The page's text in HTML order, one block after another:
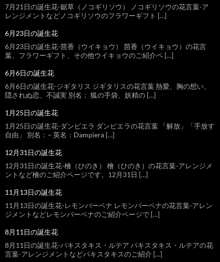
7月21日の誕生花-鋸草（ノコギリソウ） ノコギリソウの花言葉-ア
レンジメントなどノコギリソウのフラワーギフト […]
6月23日の誕生花
6月23日の誕生花-茴香（ウイキョウ） 茴香（ウイキョウ）の花言
葉、フラワーギフト、その他ウイキョウのご紹介ペ […]
6月6日の誕生花
6月6日の誕生花-ジギタリス ジギタリスの花言葉 熱愛、胸の想い、
隠されぬ恋、不誠実 別名： 狐の手袋、妖精の […]
1月25日の誕生花
1月25日の誕生花-ダンピエラ ダンピエラの花言葉 「解放」「手放す
自由」 別名：– 英名：Dampiera […]
12月31日の誕生花
12月31日の誕生花-檜（ひのき） 檜（ひのき）の花言葉-アレンジメ
ントなど檜のご紹介ページです。12月31日 […]
11月13日の誕生花
11月13日の誕生花-レモンバーベナ レモンバーベナの花言葉-アレン
ジメントなどレモンバーベナのご紹介ページで […]
8月11日の誕生花
8月11日の誕生花-パキスタキス・ルテア パキスタキス・ルテアの花
言葉-アレンジメントなどパキスタキスのご紹介 […]